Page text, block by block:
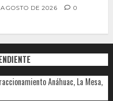
DE 2026 0
Anáhuac, La Mesa,